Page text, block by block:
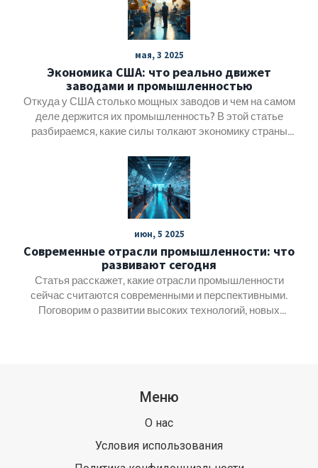
мая, 3 2025
Экономика США: что реально движет
заводами и промышленностью
Откуда у США столько мощных заводов и чем на самом
деле держится их промышленность? В этой статье
разбираемся, какие силы толкают экономику страны
решения принимают крупные фабриканты. Узнаете, чем
американская модель отличается от других стран, и
какие технологии помогают выбиваться в лидеры. Если
вы думаете, что экономика держится только на айфонах
и долларе — удивитесь.
июн, 5 2025
Современные отрасли промышленности: что
развивают сегодня
Статья расскажет, какие отрасли промышленности
сейчас считаются современными и перспективными.
Поговорим о развитии высоких технологий, новых
Меню
О нас
Условия использования